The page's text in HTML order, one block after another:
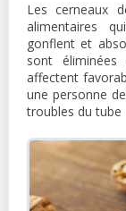
Les cerneaux
alimentaires
gonflent et
sont éliminées
affectent
une personne
troubles du tube